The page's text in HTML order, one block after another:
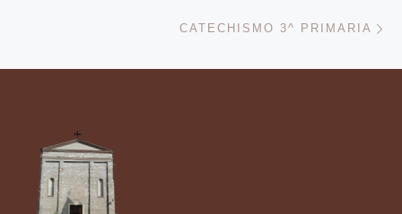
CATECHISMO 3^ PRIMARIA